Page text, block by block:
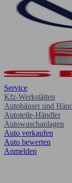
Service
Kfz-Werkstätten
Autohäuser und
Autoteile-Händler
Autowaschanlagen
Auto verkaufen
Auto bewerten
Anmelden